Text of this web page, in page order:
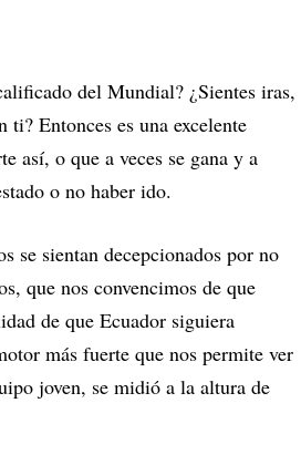
del Mundial? ¿Sientes iras,
Entonces es una excelente
así, o que a veces se gana y a
o no haber ido.
se sientan decepcionados por no
que nos convencimos de que
de que Ecuador siguiera
más fuerte que nos permite ver
joven, se midió a la altura de